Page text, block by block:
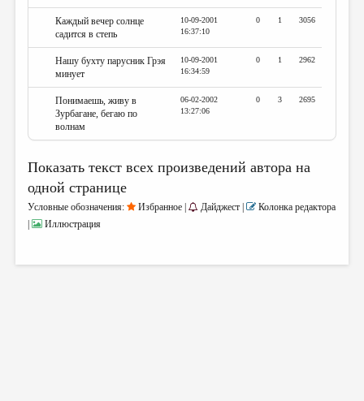
Каждый вечер солнце
садится в степь
10-09-2001
16:37:10
0 1 3056
Нашу бухту парусник Грэя
минует
10-09-2001
16:34:59
0 1 2962
Понимаешь, живу в
Зурбагане, бегаю по
волнам
06-02-2002
13:27:06
0 3 2695
Показать текст всех произведений автора на
одной странице
Условные обозначения: Избранное | Дайджест |
Колонка редактора
Иллюстрация